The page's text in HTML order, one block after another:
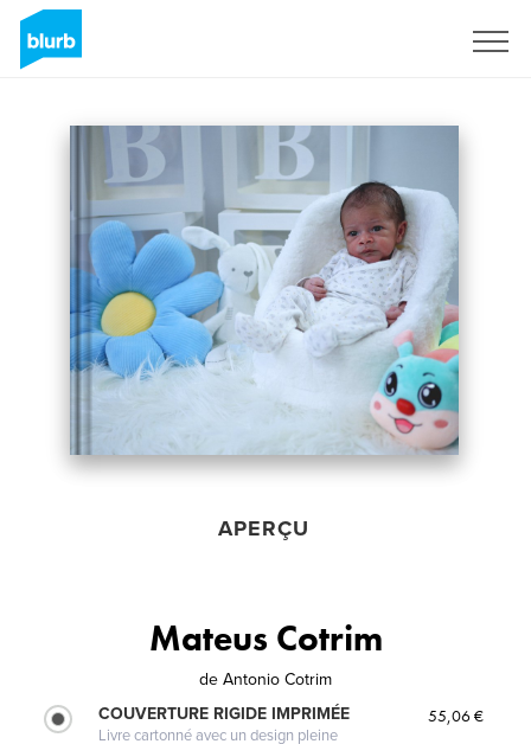
APERÇU
Mateus Cotrim
de Antonio Cotrim
COUVERTURE RIGIDE IMPRIMÉE
Livre cartonné avec un design pleine
55,06 €